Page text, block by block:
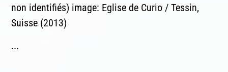
non identifiés) image: Eglise de Curio / Tessin,
Suisse (2013)
...